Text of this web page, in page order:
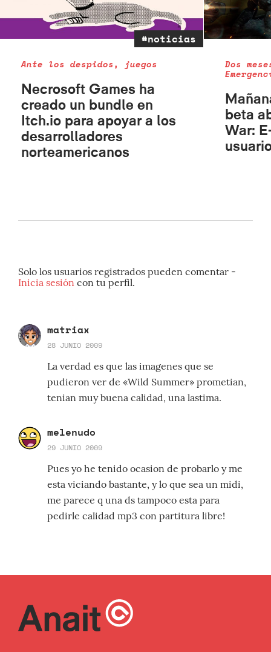
#noticias
Ante los despidos, juegos
Necrosoft Games ha
creado un bundle en
Itch.io para apoyar a los
desarrolladores
norteamericanos
Dos
beta
War:
Solo los usuarios registrados pueden comentar -
Inicia sesión con tu perfil.
matriax
28 JUNIO 2009
La verdad es que las imagenes que se
pudieron ver de «Wild Summer» prometian,
tenian muy buena calidad, una lastima.
melenudo
29 JUNIO 2009
Pues yo he tenido ocasion de probarlo y me
esta viciando bastante, y lo que sea un midi,
me parece q una ds tampoco esta para
pedirle calidad mp3 con partitura libre!